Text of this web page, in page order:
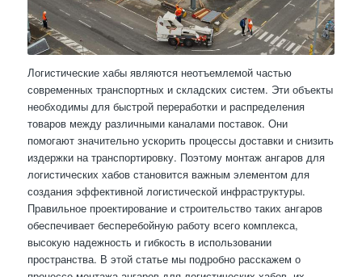
Логистические хабы являются неотъемлемой частью
современных транспортных и складских систем. Эти объекты
необходимы для быстрой переработки и распределения
товаров между различными каналами поставок. Они
помогают значительно ускорить процессы доставки и снизить
издержки на транспортировку. Поэтому монтаж ангаров для
логистических хабов становится важным элементом для
создания эффективной логистической инфраструктуры.
Правильное проектирование и строительство таких ангаров
обеспечивает бесперебойную работу всего комплекса,
высокую надежность и гибкость в использовании
пространства. В этой статье мы подробно расскажем о